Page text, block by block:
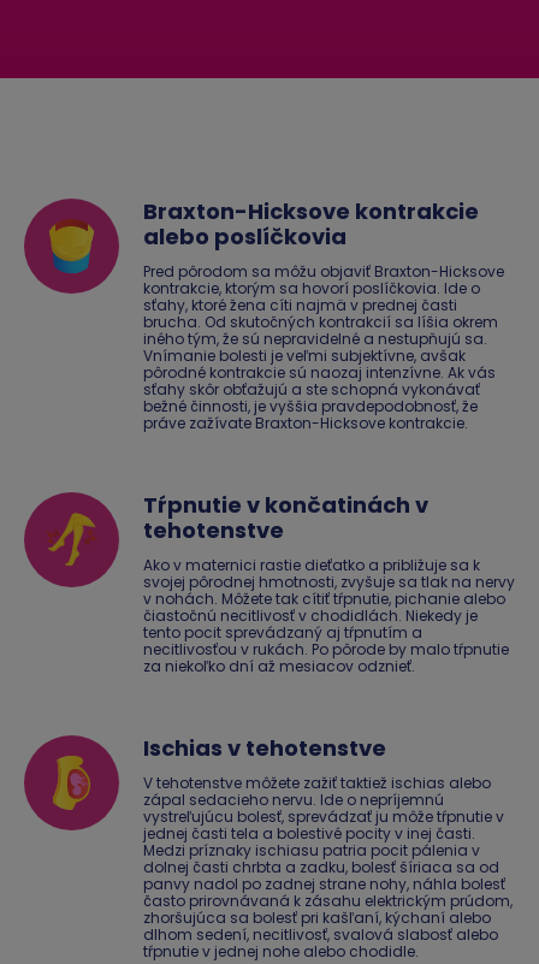
Braxton-Hicksove kontrakcie
alebo poslíčkovia
Pred pôrodom sa môžu objaviť Braxton-Hicksove
kontrakcie, ktorým sa hovorí poslíčkovia. Ide o
sťahy, ktoré žena cíti najmä v prednej časti
brucha. Od skutočných kontrakcií sa líšia okrem
iného tým, že sú nepravidelné a nestupňujú sa.
Vnímanie bolesti je veľmi subjektívne, avšak
pôrodné kontrakcie sú naozaj intenzívne. Ak vás
sťahy skôr obťažujú a ste schopná vykonávať
bežné činnosti, je vyššia pravdepodobnosť, že
práve zažívate Braxton-Hicksove kontrakcie.
Tŕpnutie v končatinách v
tehotenstve
Ako v maternici rastie dieťatko a približuje sa k
svojej pôrodnej hmotnosti, zvyšuje sa tlak na nervy
v nohách. Môžete tak cítiť tŕpnutie, pichanie alebo
čiastočnú necitlivosť v chodidlách. Niekedy je
tento pocit sprevádzaný aj tŕpnutím a
necitlivosťou v rukách. Po pôrode by malo tŕpnutie
za niekoľko dní až mesiacov odznieť.
Ischias v tehotenstve
V tehotenstve môžete zažiť taktiež ischias alebo
zápal sedacieho nervu. Ide o nepríjemnú
vystreľujúcu bolesť, sprevádzať ju môže tŕpnutie v
jednej časti tela a bolestivé pocity v inej časti.
Medzi príznaky ischiasu patria pocit pálenia v
dolnej časti chrbta a zadku, bolesť šíriaca sa od
panvy nadol po zadnej strane nohy, náhla bolesť
často prirovnávaná k zásahu elektrickým prúdom,
zhoršujúca sa bolesť pri kašľaní, kýchaní alebo
dlhom sedení, necitlivosť, svalová slabosť alebo
tŕpnutie v jednej nohe alebo chodidle.